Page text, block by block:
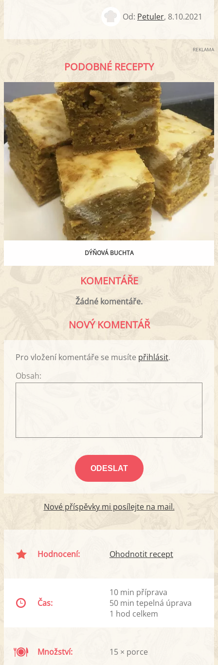
Od: Petuler, 8.10.2021
REKLAMA
PODOBNÉ RECEPTY
DÝŇOVÁ BUCHTA
KOMENTÁŘE
Žádné komentáře.
NOVÝ KOMENTÁŘ
Pro vložení komentáře se musíte přihlásit.
Obsah:
Nové příspěvky mi posílejte na mail.
Hodnocení: Ohodnotit recept
Čas:
10 min příprava
50 min tepelná úprava
1 hod celkem
Množství: 15 × porce